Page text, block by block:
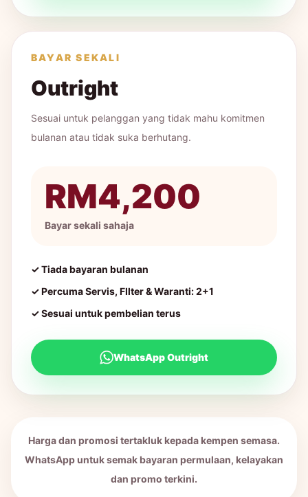
BAYAR SEKALI
Outright
Sesuai untuk pelanggan yang tidak mahu komitmen
bulanan atau tidak suka berhutang.
RM4,200
Bayar sekali sahaja
✓ Tiada bayaran bulanan
✓ Percuma Servis, FIlter & Waranti: 2+1
✓ Sesuai untuk pembelian terus
WhatsApp Outright
Harga dan promosi tertakluk kepada kempen semasa.
WhatsApp untuk semak bayaran permulaan, kelayakan
dan promo terkini.